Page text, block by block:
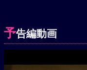
予告編動画